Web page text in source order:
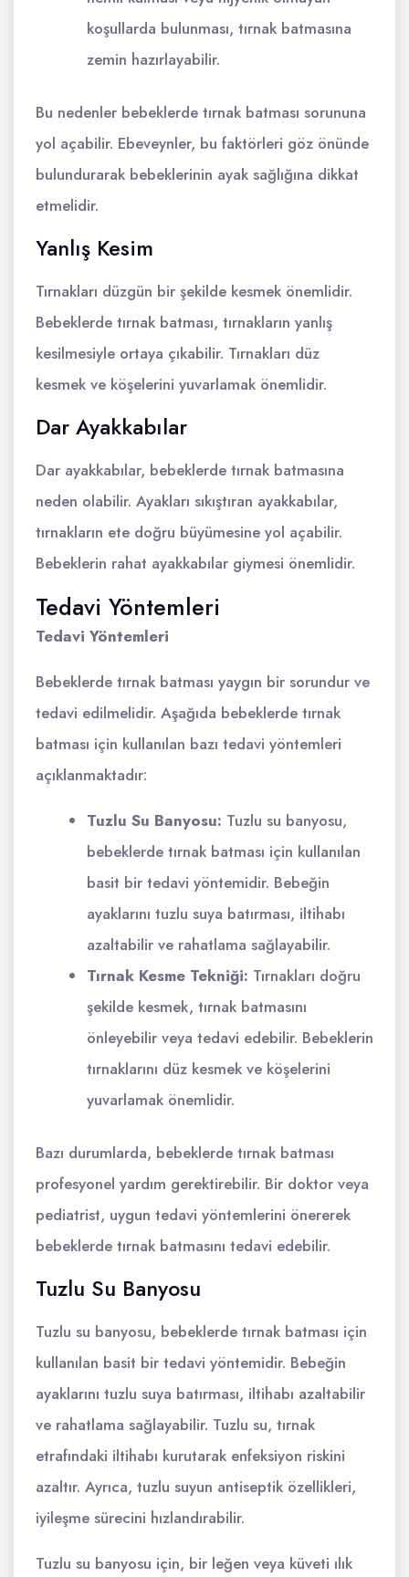
koşullarda bulunması, tırnak batmasına
zemin hazırlayabilir.
Bu nedenler bebeklerde tırnak batması sorununa
yol açabilir. Ebeveynler, bu faktörleri göz önünde
bulundurarak bebeklerinin ayak sağlığına dikkat
etmelidir.
Yanlış Kesim
Tırnakları düzgün bir şekilde kesmek önemlidir.
Bebeklerde tırnak batması, tırnakların yanlış
kesilmesiyle ortaya çıkabilir. Tırnakları düz
kesmek ve köşelerini yuvarlamak önemlidir.
Dar Ayakkabılar
Dar ayakkabılar, bebeklerde tırnak batmasına
neden olabilir. Ayakları sıkıştıran ayakkabılar,
tırnakların ete doğru büyümesine yol açabilir.
Bebeklerin rahat ayakkabılar giymesi önemlidir.
Tedavi Yöntemleri
Tedavi Yöntemleri
Bebeklerde tırnak batması yaygın bir sorundur ve
tedavi edilmelidir. Aşağıda bebeklerde tırnak
batması için kullanılan bazı tedavi yöntemleri
açıklanmaktadır:
Tuzlu Su Banyosu: Tuzlu su banyosu,
bebeklerde tırnak batması için kullanılan
basit bir tedavi yöntemidir. Bebeğin
ayaklarını tuzlu suya batırması, iltihabı
azaltabilir ve rahatlama sağlayabilir.
Tırnak Kesme Tekniği: Tırnakları doğru
şekilde kesmek, tırnak batmasını
önleyebilir veya tedavi edebilir. Bebeklerin
tırnaklarını düz kesmek ve köşelerini
yuvarlamak önemlidir.
Bazı durumlarda, bebeklerde tırnak batması
profesyonel yardım gerektirebilir. Bir doktor veya
pediatrist, uygun tedavi yöntemlerini önererek
bebeklerde tırnak batmasını tedavi edebilir.
Tuzlu Su Banyosu
Tuzlu su banyosu, bebeklerde tırnak batması için
kullanılan basit bir tedavi yöntemidir. Bebeğin
ayaklarını tuzlu suya batırması, iltihabı azaltabilir
ve rahatlama sağlayabilir. Tuzlu su, tırnak
etrafındaki iltihabı kurutarak enfeksiyon riskini
azaltır. Ayrıca, tuzlu suyun antiseptik özellikleri,
iyileşme sürecini hızlandırabilir.
Tuzlu su banyosu için, bir leğen veya küveti ılık